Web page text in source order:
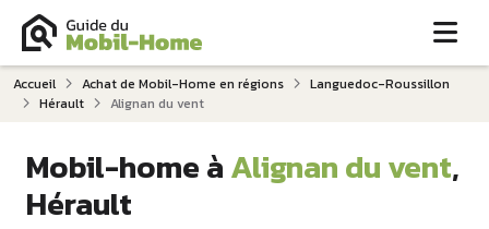
Accueil Achat de Mobil-Home en régions
Languedoc-Roussillon
Hérault
Alignan du vent
Mobil-home àAlignan du vent,
Hérault